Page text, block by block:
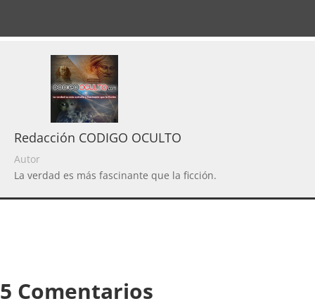
Redacción CODIGO OCULTO
Autor
La verdad es más fascinante que la ficción.
5 Comentarios